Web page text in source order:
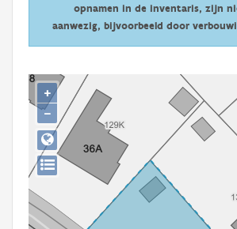
Downloads
Aanmelden
opnamen in de inventaris, zijn
aanwezig, bijvoorbeeld door
+
−